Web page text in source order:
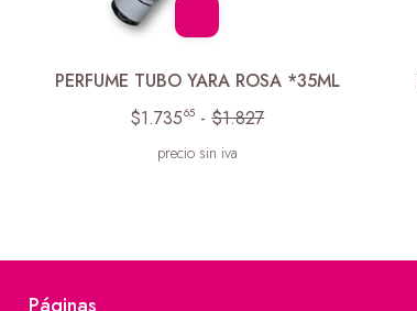
PERFUME TUBO YARA ROSA *35ML
$1.73565 - $1.827
precio sin iva